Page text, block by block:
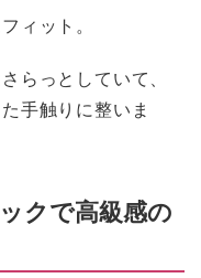
ィット。
らっとしていて、
手触りに整いま
クで高級感の